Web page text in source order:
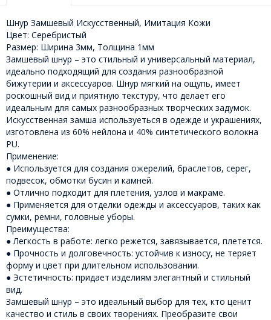
Шнур Замшевый Искусственный, Имитация Кожи
Цвет: Серебристый
Размер: Ширина 3мм, Толщина 1мм
Замшевый шнур – это стильный и универсальный материал,
идеально подходящий для создания разнообразной
бижутерии и аксессуаров. Шнур мягкий на ощупь, имеет
роскошный вид и приятную текстуру, что делает его
идеальным для самых разнообразных творческих задумок.
Искусственная замша используеться в одежде и украшениях,
изготовлена из 60% нейлона и 40% синтетического волокна
PU.
Применение:
● Используется для создания ожерелий, браслетов, серег,
подвесок, обмотки бусин и камней.
● Отлично подходит для плетения, узлов и макраме.
● Применяется для отделки одежды и аксессуаров, таких как
сумки, ремни, головные уборы.
Преимущества:
● Легкость в работе: легко режется, завязывается, плетется.
● Прочность и долговечность: устойчив к износу, не теряет
форму и цвет при длительном использовании.
● Эстетичность: придает изделиям элегантный и стильный
вид.
Замшевый шнур – это идеальный выбор для тех, кто ценит
качество и стиль в своих творениях. Преобразите свои